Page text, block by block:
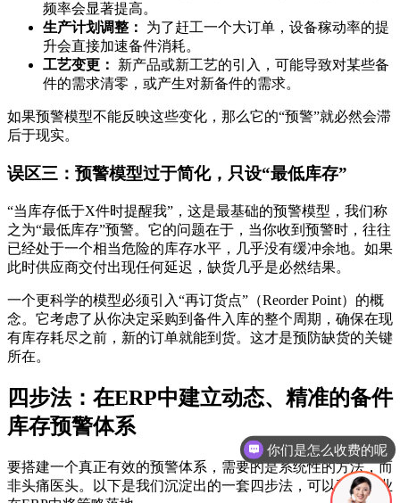
频率会显著提高。
生产计划调整：
为了赶工一个大订单，设备稼动率的提
升会直接加速备件消耗。
工艺变更：
新产品或新工艺的引入，可能导致对某些备
件的需求清零，或产生对新备件的需求。
如果预警模型不能反映这些变化，那么它的“预警”就必然会滞
后于现实。
误区三：预警模型过于简化，只设“最低库存”
“当库存低于X件时提醒我”，这是最基础的预警模型，我们称
之为“最低库存”预警。它的问题在于，当你收到预警时，往往
已经处于一个相当危险的库存水平，几乎没有缓冲余地。如果
此时供应商交付出现任何延迟，缺货几乎是必然结果。
一个更科学的模型必须引入“再订货点”（Reorder Point）的概
念。它考虑了从你决定采购到备件入库的整个周期，确保在现
有库存耗尽之前，新的订单就能到货。这才是预防缺货的关键
所在。
四步法：在ERP中建立动态、精准的备件
库存预警体系
要搭建一个真正有效的预警体系，需要的是系统性的方法，而
非头痛医头。以下是我们沉淀出的一套四步法，可以帮助企业
你们是怎么收费的呢
现在有优惠活动吗